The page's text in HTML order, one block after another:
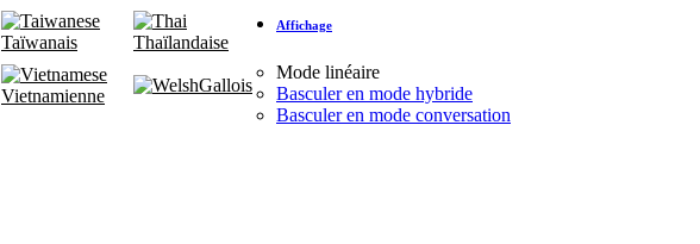
Taïwanais Thaïlandaise
Vietnamienne
Gallois
Affichage
Mode linéaire
Basculer en mode hybride
Basculer en mode conversation